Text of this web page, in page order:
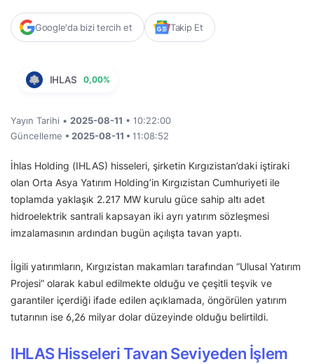
Google'da bizi tercih et Takip Et
IHLAS 0,00%
Yayın Tarihi • 2025-08-11 • 10:22:00
Güncelleme • 2025-08-11 • 11:08:52
İhlas Holding (IHLAS) hisseleri, şirketin Kırgızistan’daki iştiraki
olan Orta Asya Yatırım Holding’in Kırgızistan Cumhuriyeti ile
toplamda yaklaşık 2.217 MW kurulu güce sahip altı adet
hidroelektrik santrali kapsayan iki ayrı yatırım sözleşmesi
imzalamasının ardından bugün açılışta tavan yaptı.
İlgili yatırımların, Kırgızistan makamları tarafından “Ulusal Yatırım
Projesi” olarak kabul edilmekte olduğu ve çeşitli teşvik ve
garantiler içerdiği ifade edilen açıklamada, öngörülen yatırım
tutarının ise 6,26 milyar dolar düzeyinde olduğu belirtildi.
IHLAS Hisseleri Tavan Seviyeden İşlem